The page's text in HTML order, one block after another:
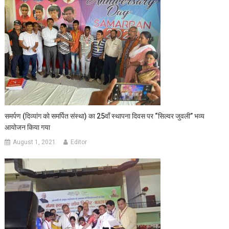
समर्पण (दिव्‍यांग को समर्पित संस्था) का 25वॉं स्‍थापना दिवस पर “सिल्‍वर जुवली” भव्य
आयोजन किया गया
August 1, 2021 Editor